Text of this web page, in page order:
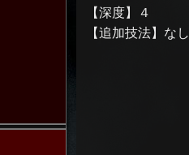
【深度】４
【追加技法】なし